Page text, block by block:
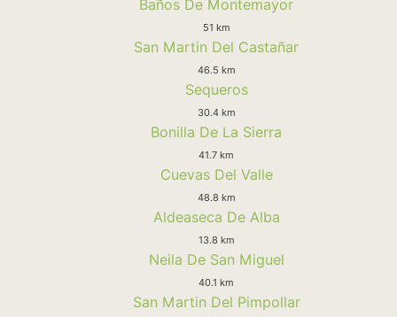
Baños De Montemayor
51 km
San Martin Del Castañar
46.5 km
Sequeros
30.4 km
Bonilla De La Sierra
41.7 km
Cuevas Del Valle
48.8 km
Aldeaseca De Alba
13.8 km
Neila De San Miguel
40.1 km
San Martin Del Pimpollar